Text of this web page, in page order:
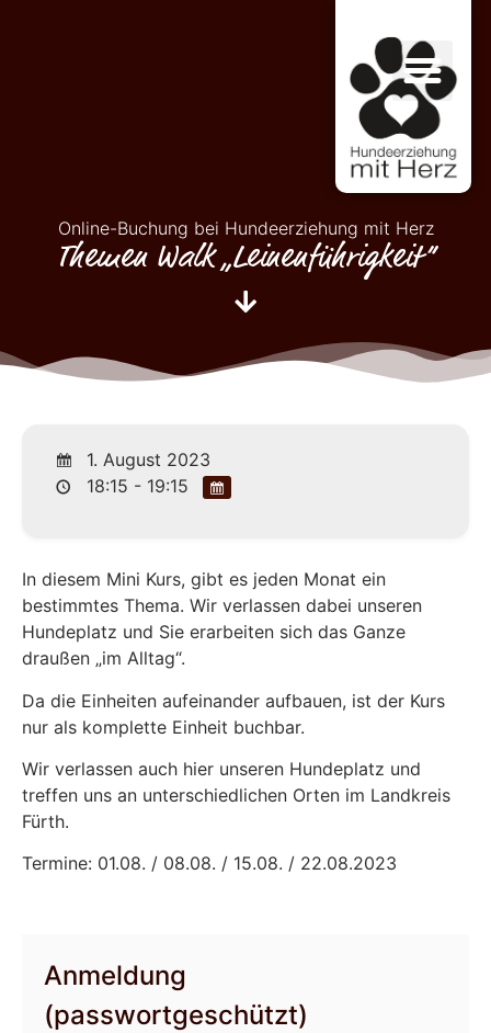
Online-Buchung bei Hundeerziehung mit Herz
Themen Walk „Leinenführigkeit“
1. August 2023
18:15 - 19:15
In diesem Mini Kurs, gibt es jeden Monat ein
bestimmtes Thema. Wir verlassen dabei unseren
Hundeplatz und Sie erarbeiten sich das Ganze
draußen „im Alltag“.
Da die Einheiten aufeinander aufbauen, ist der Kurs
nur als komplette Einheit buchbar.
Wir verlassen auch hier unseren Hundeplatz und
treffen uns an unterschiedlichen Orten im Landkreis
Fürth.
Termine: 01.08. / 08.08. / 15.08. / 22.08.2023
Anmeldung
(passwortgeschützt)